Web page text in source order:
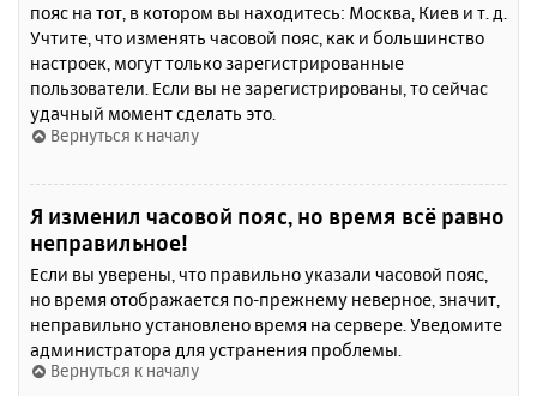
пояс на тот, в котором вы находитесь: Москва, Киев и т. д.
Учтите, что изменять часовой пояс, как и большинство
настроек, могут только зарегистрированные
пользователи. Если вы не зарегистрированы, то сейчас
удачный момент сделать это.
Вернуться к началу
Я изменил часовой пояс, но время всё равно
неправильное!
Если вы уверены, что правильно указали часовой пояс,
но время отображается по-прежнему неверное, значит,
неправильно установлено время на сервере. Уведомите
администратора для устранения проблемы.
Вернуться к началу